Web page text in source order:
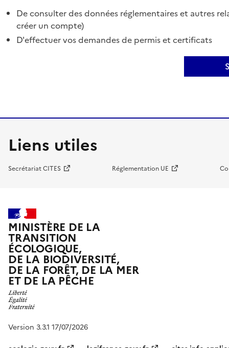
De consulter des données réglementaires et autres
créer un compte)
D'effectuer vos demandes de permis et certificats
Liens utiles
Secrétariat CITES Réglementation UE
MINISTÈRE DE LA
TRANSITION
ÉCOLOGIQUE,
DE LA BIODIVERSITÉ,
DE LA FORÊT, DE LA MER
ET DE LA PÊCHE
Version 3.3.1 17/07/2026